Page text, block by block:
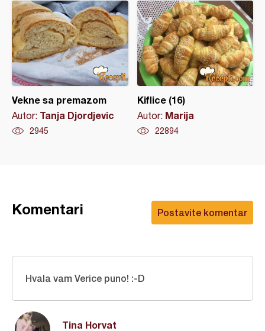
Vekne sa premazom
Autor: Tanja Djordjevic
2945
Kiflice (16)
Autor: Marija
22894
Postavite komentar
Komentari
Tina Horvat
Hvala vam Verice puno! :-D